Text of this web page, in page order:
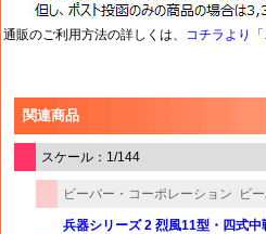
通販のご利用方法の詳しくは、 コチラより「
関連商品
スケール：1/144
ビーバー・コーポレーション ビ
兵器シリーズ 2 烈風11型・四式
キネテック
グレートウォールホビー
月世 サテライトツールス